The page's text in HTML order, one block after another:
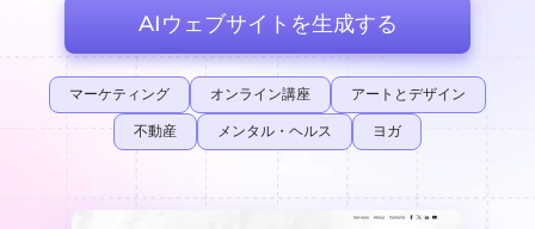
AIウェブサイトを生成する
マーケティング オンライン講座 アートとデザイン
不動産 メンタル・ヘルス ヨガ